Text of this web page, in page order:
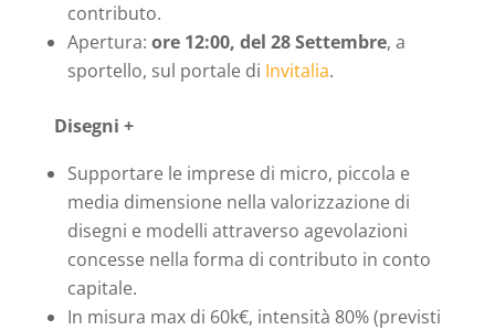
contributo.
Apertura: ore 12:00, del 28 Settembre, a
sportello, sul portale di Invitalia.
Disegni +
Supportare le imprese di micro, piccola e
media dimensione nella valorizzazione di
disegni e modelli attraverso agevolazioni
concesse nella forma di contributo in conto
capitale.
In misura max di 60k€, intensità 80% (previsti